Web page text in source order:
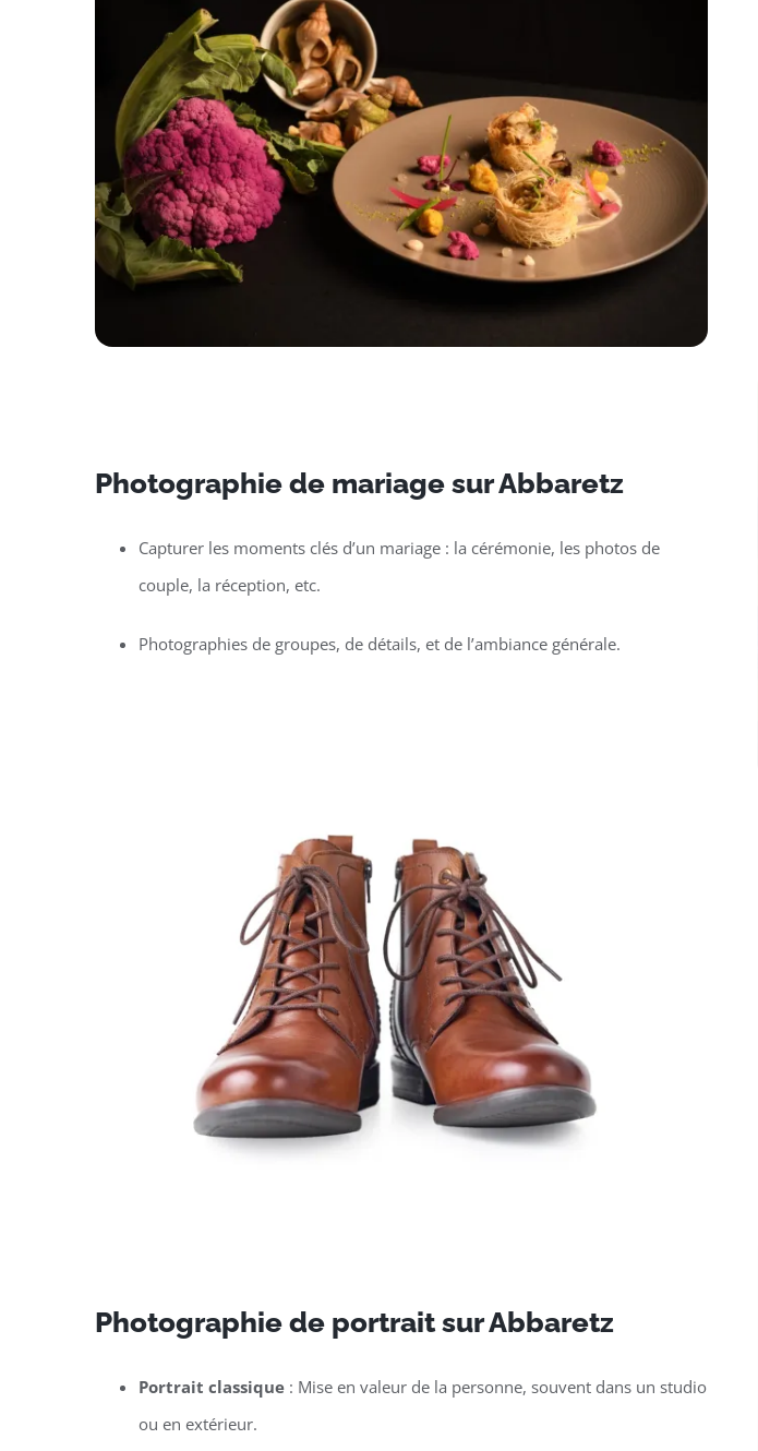
Photographie de mariage sur Abbaretz
Capturer les moments clés d’un mariage : la cérémonie, les photos de
couple, la réception, etc.
Photographies de groupes, de détails, et de l’ambiance générale.
Photographie de portrait sur Abbaretz
Portrait classique: Mise en valeur de la personne, souvent dans un studio
ou en extérieur.